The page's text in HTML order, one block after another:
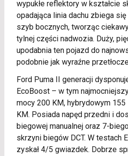
wypukłe reflektory w kształcie
opadająca linia dachu zbiega
szyb bocznych, tworząc
tylnej części nadwozia. Duży,
upodabnia ten pojazd do
podobnie jak wyraźne
Ford Puma II generacji
EcoBoost – w tym
mocy 200 KM, hybrydowym
KM. Posiada napęd przedni i
biegowej manualnej oraz 7-
skrzyni biegów DCT. W testach
zyskał 4/5 gwiazdek. Dobrze